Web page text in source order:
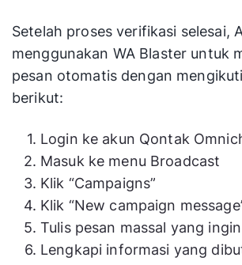
Setelah proses verifikasi selesai,
menggunakan WA Blaster untuk
pesan otomatis dengan
berikut:
Login ke akun Qontak